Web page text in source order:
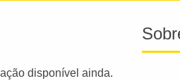
disponível ainda.